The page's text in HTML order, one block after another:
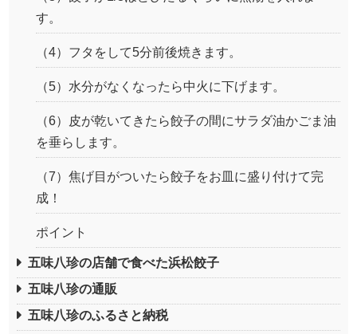
す。
（4）フタをして5分前後焼きます。
（5）水分がなくなったら中火に下げます。
（6）皮が乾いてきたら餃子の間にサラダ油かごま油
を垂らします。
（7）焦げ目がついたら餃子をお皿に盛り付けて完
成！
ポイント
五味八珍の店舗で食べた浜松餃子
五味八珍の通販
五味八珍のふるさと納税